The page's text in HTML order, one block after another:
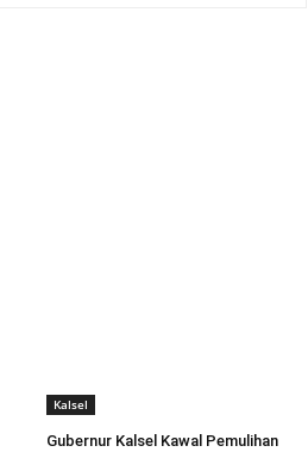
Kalsel
Gubernur Kalsel Kawal Pemulihan